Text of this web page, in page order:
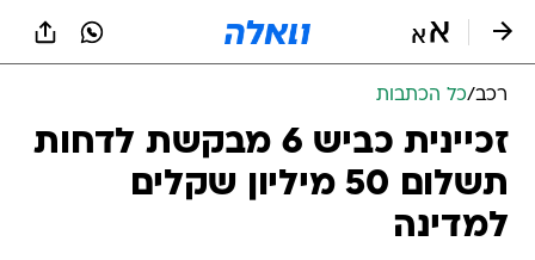
רכב/כל הכתבות
זכיינית כביש 6 מבקשת לדחות
תשלום 50 מיליון שקלים
למדינה